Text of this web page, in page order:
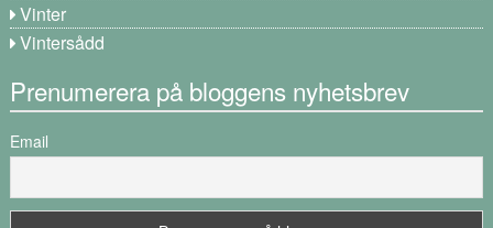
Vinter
Vintersådd
Prenumerera på bloggens nyhetsbrev
Email